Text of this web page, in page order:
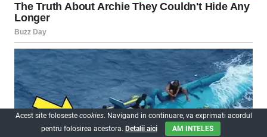
Acest site foloseste cookies. Navigand in continuare, va exprimati acordul
pentru folosirea acestora. Detalii aici AM INTELES